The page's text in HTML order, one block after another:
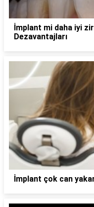
İmplant mi daha iyi
Dezavantajları
İmplant çok can